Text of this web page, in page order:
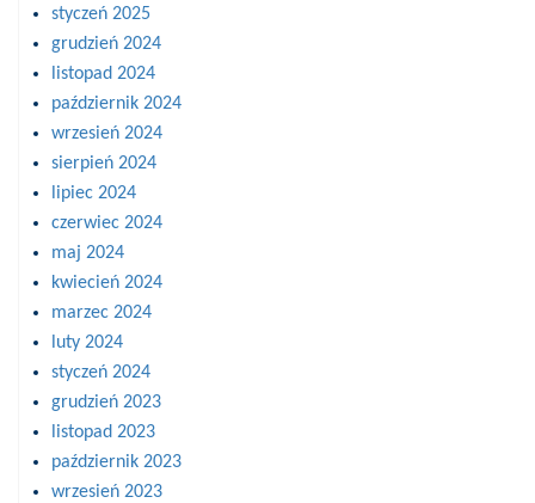
styczeń 2025
grudzień 2024
listopad 2024
październik 2024
wrzesień 2024
sierpień 2024
lipiec 2024
czerwiec 2024
maj 2024
kwiecień 2024
marzec 2024
luty 2024
styczeń 2024
grudzień 2023
listopad 2023
październik 2023
wrzesień 2023